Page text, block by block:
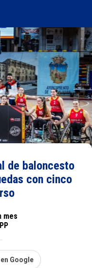
de baloncesto
con cinco
mes
Google